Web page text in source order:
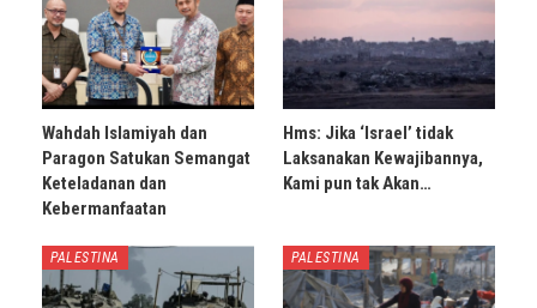
Wahdah Islamiyah dan
Paragon Satukan Semangat
Keteladanan dan
Kebermanfaatan
Hms: Jika ‘Israel’ tidak
Laksanakan Kewajibannya,
Kami pun tak Akan…
PALESTINA PALESTINA